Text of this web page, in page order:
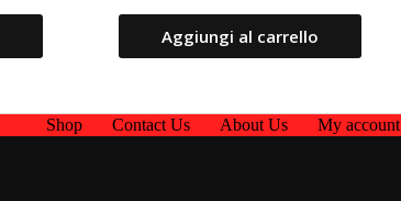
Aggiungi al carrello
Shop Contact Us About Us
My account